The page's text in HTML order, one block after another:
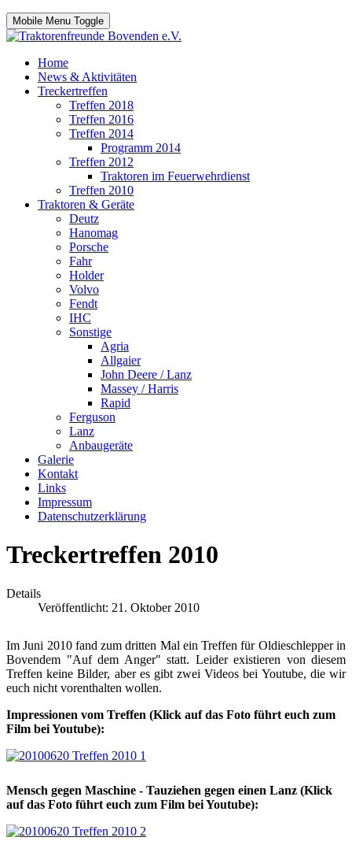
Mobile Menu Toggle
Home
News & Aktivitäten
Treckertreffen
Treffen 2018
Treffen 2016
Treffen 2014
Programm 2014
Treffen 2012
Traktoren im Feuerwehrdienst
Treffen 2010
Traktoren & Geräte
Deutz
Hanomag
Porsche
Fahr
Holder
Volvo
Fendt
IHC
Sonstige
Agria
Allgaier
John Deere / Lanz
Massey / Harris
Rapid
Ferguson
Lanz
Anbaugeräte
Galerie
Kontakt
Links
Impressum
Datenschutzerklärung
Treckertreffen 2010
Details
Veröffentlicht: 21. Oktober 2010
Im Juni 2010 fand zum dritten Mal ein Treffen für Oldieschlepper in
Bovendem "Auf dem Anger" statt. Leider existieren von diesem
Treffen keine Bilder, aber es gibt zwei Videos bei Youtube, die wir
euch nicht vorenthalten wollen.
Impressionen vom Treffen (Klick auf das Foto führt euch zum
Film bei Youtube):
Mensch gegen Maschine - Tauziehen gegen einen Lanz (Klick
auf das Foto führt euch zum Film bei Youtube):